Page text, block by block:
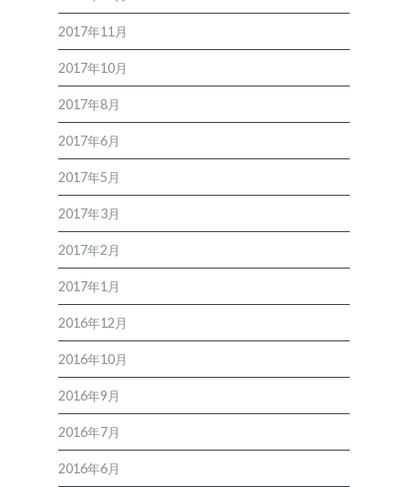
2017年11月
2017年10月
2017年8月
2017年6月
2017年5月
2017年3月
2017年2月
2017年1月
2016年12月
2016年10月
2016年9月
2016年7月
2016年6月